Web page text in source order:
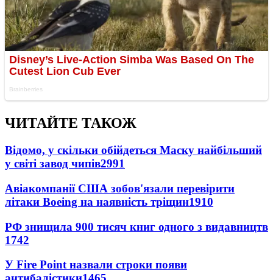
ЧИТАЙТЕ ТАКОЖ
Відомо, у скільки обійдеться Маску найбільший
у світі завод чипів2991
Авіакомпанії США зобов'язали перевірити
літаки Boeing на наявність тріщин1910
РФ знищила 900 тисяч книг одного з видавництв
1742
У Fire Point назвали строки появи